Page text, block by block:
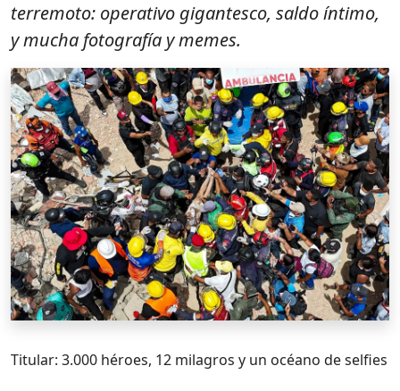
terremoto: operativo gigantesco, saldo íntimo,
y mucha fotografía y memes.
Titular: 3.000 héroes, 12 milagros y un océano de selfies